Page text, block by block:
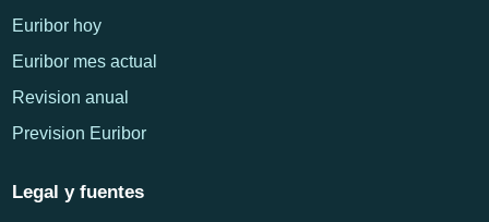
Euribor hoy
Euribor mes actual
Revision anual
Prevision Euribor
Legal y fuentes